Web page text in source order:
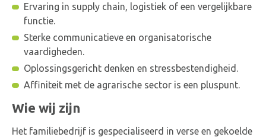
Ervaring in supply chain, logistiek of een vergelijkbare
functie.
Sterke communicatieve en organisatorische
vaardigheden.
Oplossingsgericht denken en stressbestendigheid.
Affiniteit met de agrarische sector is een pluspunt.
Wie wij zijn
Het familiebedrijf is gespecialiseerd in verse en gekoelde